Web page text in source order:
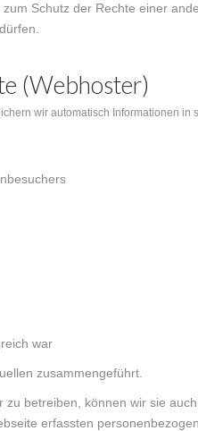
Schutz der Rechte einer
(Webhoster)
wir automatisch Informationen
war
zusammengeführt.
betreiben, können wir sie
erfassten